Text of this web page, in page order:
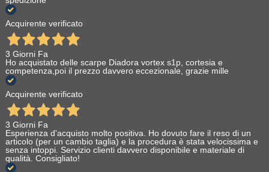
Acquirente verificato
3 Giorni Fa
Ho acquistato delle scarpe Diadora vortex s1p, cortesia e
competenza,poi il prezzo davvero eccezionale, grazie mille
Acquirente verificato
3 Giorni Fa
Esperienza d'acquisto molto positiva. Ho dovuto fare il reso di un
articolo (per un cambio taglia) e la procedura è stata velocissima e
senza intoppi. Servizio clienti davvero disponibile e materiale di
qualità. Consigliato!